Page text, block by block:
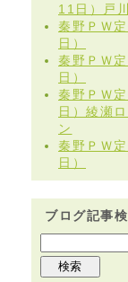
11日）戸
秦野ＰＷ
日）
秦野ＰＷ
日）
秦野ＰＷ
日）綾瀬
ン
秦野ＰＷ
日）
ブログ記事